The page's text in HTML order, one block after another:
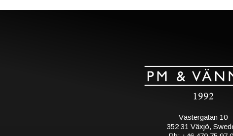
Västergatan 10
352 31 Växjö,